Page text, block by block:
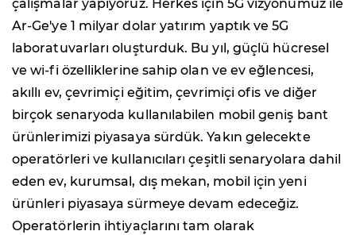
çalışmalar yapıyoruz. Herkes için 5G vizyonumuz ile
Ar-Ge'ye 1 milyar dolar yatırım yaptık ve 5G
laboratuvarları oluşturduk. Bu yıl, güçlü hücresel
ve wi-fi özelliklerine sahip olan ve ev eğlencesi,
akıllı ev, çevrimiçi eğitim, çevrimiçi ofis ve diğer
birçok senaryoda kullanılabilen mobil geniş bant
ürünlerimizi piyasaya sürdük. Yakın gelecekte
operatörleri ve kullanıcıları çeşitli senaryolara dahil
eden ev, kurumsal, dış mekan, mobil için yeni
ürünleri piyasaya sürmeye devam edeceğiz.
Operatörlerin ihtiyaçlarını tam olarak